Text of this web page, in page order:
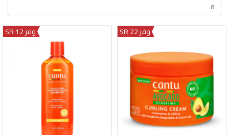
وفر 22 SR وفر 12 SR